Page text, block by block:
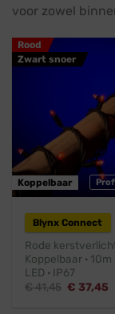
voor zowel
Rood
Zwart snoer
Koppelbaar
Blynx Connect
Rode
Koppelbaar · 10m
LED · IP67
€41,45 € 37,45